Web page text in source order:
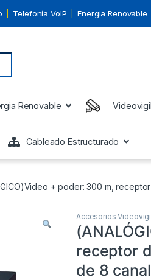
Telefonía VoIP Energia Renovable
Renovable
Cableado Estructurado
+ poder: 300 m,
Accesorios
receptor
de 8